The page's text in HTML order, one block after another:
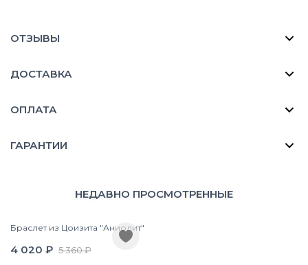
ОТЗЫВЫ
ДОСТАВКА
ОПЛАТА
ГАРАНТИИ
НЕДАВНО ПРОСМОТРЕННЫЕ
Браслет из Цоизита "Аниолит"
4 020 ₽ 5 360 ₽